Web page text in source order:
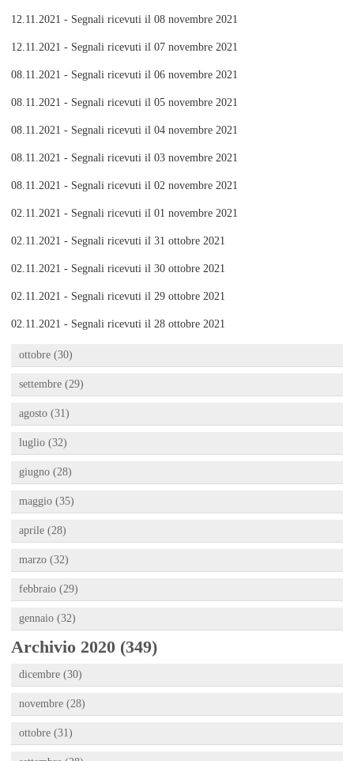
12.11.2021 - Segnali ricevuti il 08 novembre 2021
12.11.2021 - Segnali ricevuti il 07 novembre 2021
08.11.2021 - Segnali ricevuti il 06 novembre 2021
08.11.2021 - Segnali ricevuti il 05 novembre 2021
08.11.2021 - Segnali ricevuti il 04 novembre 2021
08.11.2021 - Segnali ricevuti il 03 novembre 2021
08.11.2021 - Segnali ricevuti il 02 novembre 2021
02.11.2021 - Segnali ricevuti il 01 novembre 2021
02.11.2021 - Segnali ricevuti il 31 ottobre 2021
02.11.2021 - Segnali ricevuti il 30 ottobre 2021
02.11.2021 - Segnali ricevuti il 29 ottobre 2021
02.11.2021 - Segnali ricevuti il 28 ottobre 2021
ottobre (30)
settembre (29)
agosto (31)
luglio (32)
giugno (28)
maggio (35)
aprile (28)
marzo (32)
febbraio (29)
gennaio (32)
Archivio 2020 (349)
dicembre (30)
novembre (28)
ottobre (31)